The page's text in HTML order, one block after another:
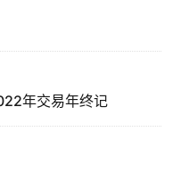
年交易年终记